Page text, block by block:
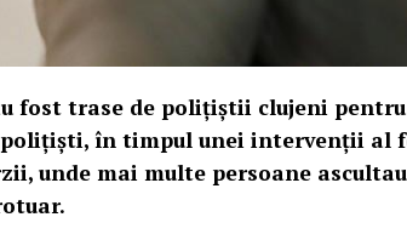
fost trase de poliţiştii clujeni
poliţişti, în timpul unei intervenţii al
unde mai multe persoane